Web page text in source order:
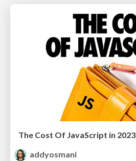
The Cost Of JavaScript in 2023
addyosmani